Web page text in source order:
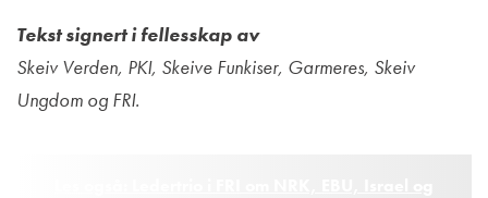
Tekst signert i fellesskap av
Skeiv Verden, PKI, Skeive Funkiser, Garmeres, Skeiv
Ungdom og FRI.